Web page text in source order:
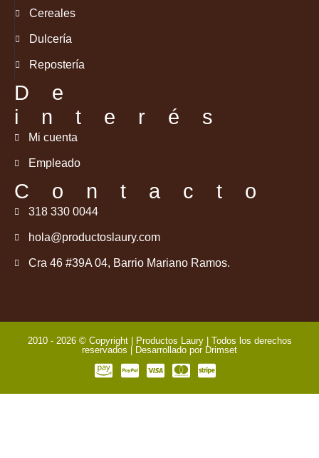
Cereales
Dulcería
Repostería
De
interés
Mi cuenta
Empleado
Contacto
318 330 0044
hola@productoslaury.com
Cra 46 #39A 04, Barrio Mariano Ramos.
2010 - 2026 © Copyright | Productos Laury | Todos los derechos
reservados | Desarrollado por Drimset